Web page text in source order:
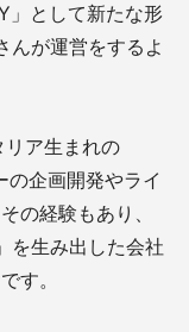
として新たな形
んが運営をするよ
ア生まれの
の企画開発やライ
の経験もあり、
を生み出した会社
す。